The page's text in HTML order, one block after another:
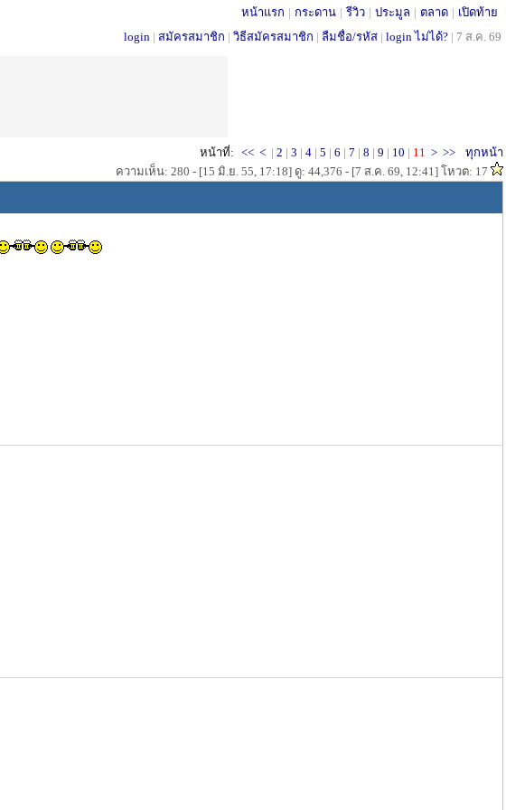
หน้าแรก | กระดาน | รีวิว | ประมูล | ตลาด | เปิดท้าย
login | สมัครสมาชิก | วิธีสมัครสมาชิก | ลืมชื่อ/รหัส | login ไม่ได้? | 7 ส.ค. 69
หน้าที่: << < | 2 | 3 | 4 | 5 | 6 | 7 | 8 | 9 | 10 | 11 > >>
ทุกหน้า
ความเห็น: 280 - [15 มิ.ย. 55, 17:18] ดู: 44,376 - [7 ส.ค. 69, 12:41] โหวต: 17